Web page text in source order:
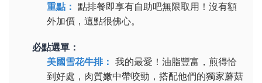
重點： 點排餐即享有自助吧無限取用！沒有額
外加價，這點很佛心。
必點選單：
美國雪花牛排： 我的最愛！油脂豐富，煎得恰
到好處，肉質嫩中帶咬勁，搭配他們的獨家蘑菇